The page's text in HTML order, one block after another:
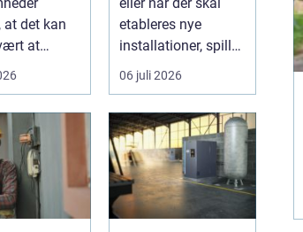
at det kan
at
de mange
etableres nye
installationer, spiller
06 juli 2026